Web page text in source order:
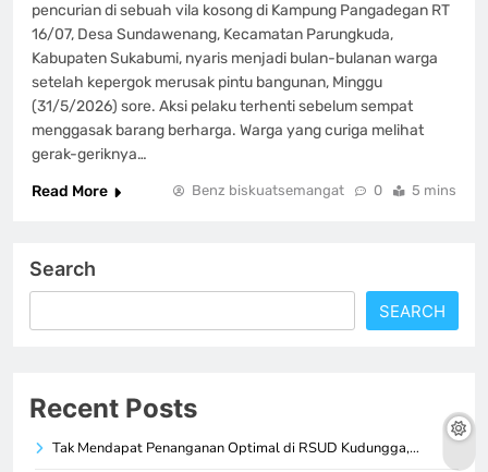
pencurian di sebuah vila kosong di Kampung Pangadegan RT
16/07, Desa Sundawenang, Kecamatan Parungkuda,
Kabupaten Sukabumi, nyaris menjadi bulan-bulanan warga
setelah kepergok merusak pintu bangunan, Minggu
(31/5/2026) sore. Aksi pelaku terhenti sebelum sempat
menggasak barang berharga. Warga yang curiga melihat
gerak-geriknya…
Read More
Benz biskuatsemangat 0 5 mins
Search
SEARCH
Recent Posts
Tak Mendapat Penanganan Optimal di RSUD Kudungga,…